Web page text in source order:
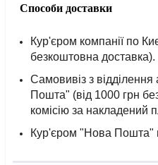
Способи доставки
Кур'єром компанії по
безкоштовна доставка).
Самовивіз з
Пошта" (від 1000 грн
комісію за накладений
Кур'єром "Нова Пошта"